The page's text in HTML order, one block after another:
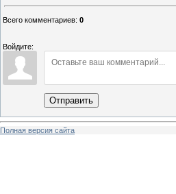
Всего комментариев: 0
Войдите:
Отправить
Полная версия сайта